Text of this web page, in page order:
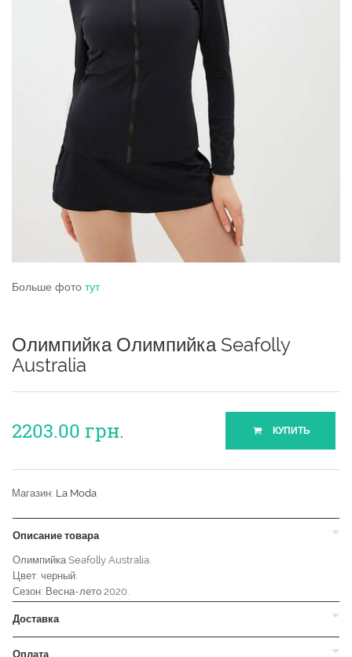
Больше фото тут
Олимпийка Олимпийка Seafolly
Australia
2203.00 грн. КУПИТЬ
Магазин: La Moda
Описание товара
Олимпийка Seafolly Australia.
Цвет: черный.
Сезон: Весна-лето 2020.
Доставка
Оплата